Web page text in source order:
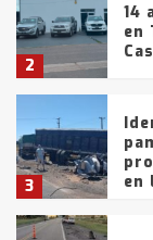
2
14
en
3
en